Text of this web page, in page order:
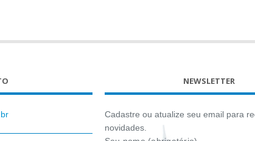
NEWSLETTER
Cadastre ou atualize seu email para
novidades.